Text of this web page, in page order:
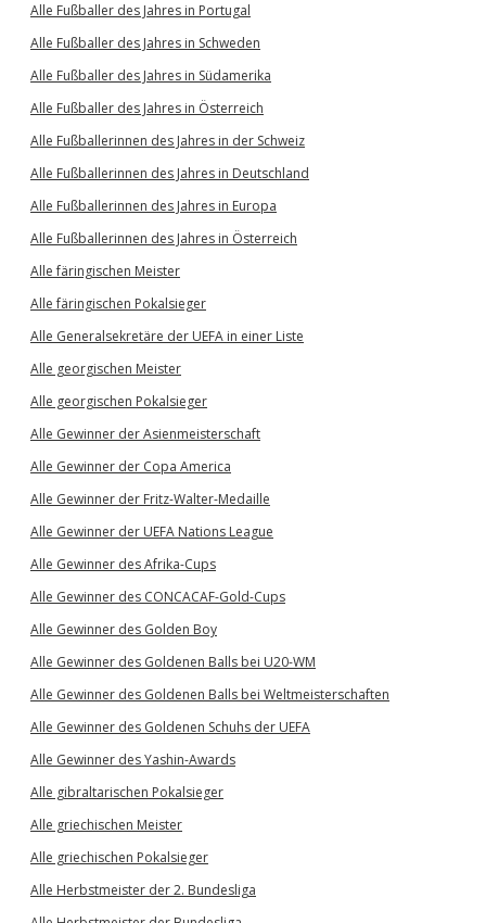
Alle Fußballer des Jahres in Portugal
Alle Fußballer des Jahres in Schweden
Alle Fußballer des Jahres in Südamerika
Alle Fußballer des Jahres in Österreich
Alle Fußballerinnen des Jahres in der Schweiz
Alle Fußballerinnen des Jahres in Deutschland
Alle Fußballerinnen des Jahres in Europa
Alle Fußballerinnen des Jahres in Österreich
Alle färingischen Meister
Alle färingischen Pokalsieger
Alle Generalsekretäre der UEFA in einer Liste
Alle georgischen Meister
Alle georgischen Pokalsieger
Alle Gewinner der Asienmeisterschaft
Alle Gewinner der Copa America
Alle Gewinner der Fritz-Walter-Medaille
Alle Gewinner der UEFA Nations League
Alle Gewinner des Afrika-Cups
Alle Gewinner des CONCACAF-Gold-Cups
Alle Gewinner des Golden Boy
Alle Gewinner des Goldenen Balls bei U20-WM
Alle Gewinner des Goldenen Balls bei Weltmeisterschaften
Alle Gewinner des Goldenen Schuhs der UEFA
Alle Gewinner des Yashin-Awards
Alle gibraltarischen Pokalsieger
Alle griechischen Meister
Alle griechischen Pokalsieger
Alle Herbstmeister der 2. Bundesliga